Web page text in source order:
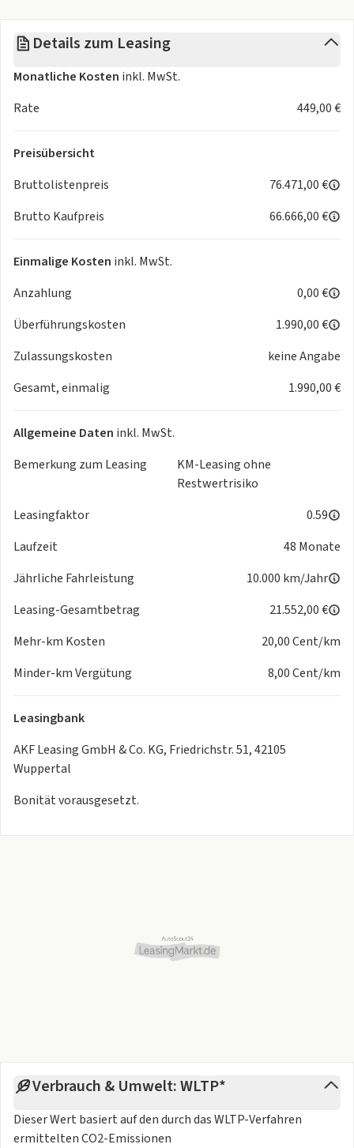
Details zum Leasing
Monatliche Kosten inkl. MwSt.
Rate
449,00 €
Preisübersicht
Bruttolistenpreis
76.471,00 €
Brutto Kaufpreis
66.666,00 €
Einmalige Kosten inkl. MwSt.
Anzahlung
0,00 €
Überführungskosten
1.990,00 €
Zulassungskosten
keine Angabe
Gesamt, einmalig
1.990,00 €
Allgemeine Daten inkl. MwSt.
Bemerkung zum Leasing
KM-Leasing ohne
Restwertrisiko
Leasingfaktor
0.59
Laufzeit
48 Monate
Jährliche Fahrleistung
10.000 km/Jahr
Leasing-Gesamtbetrag
21.552,00 €
Mehr-km Kosten
20,00 Cent/km
Minder-km Vergütung
8,00 Cent/km
Leasingbank
AKF Leasing GmbH & Co. KG, Friedrichstr. 51, 42105
Wuppertal
Bonität vorausgesetzt.
Verbrauch & Umwelt: WLTP*
Dieser Wert basiert auf den durch dasWLTP-Verfahren
ermittelten CO2-Emissionen